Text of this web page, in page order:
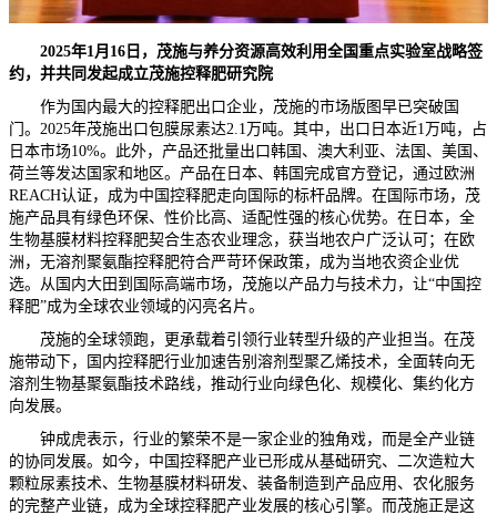
2025年1月16日，茂施与养分资源高效利用全国重点实验室战略签
约，并共同发起成立茂施控释肥研究院
作为国内最大的控释肥出口企业，茂施的市场版图早已突破国
门。2025年茂施出口包膜尿素达2.1万吨。其中，出口日本近1万吨，占
日本市场10%。此外，产品还批量出口韩国、澳大利亚、法国、美国、
荷兰等发达国家和地区。产品在日本、韩国完成官方登记，通过欧洲
REACH认证，成为中国控释肥走向国际的标杆品牌。在国际市场，茂
施产品具有绿色环保、性价比高、适配性强的核心优势。在日本，全
生物基膜材料控释肥契合生态农业理念，获当地农户广泛认可；在欧
洲，无溶剂聚氨酯控释肥符合严苛环保政策，成为当地农资企业优
选。从国内大田到国际高端市场，茂施以产品力与技术力，让“中国控
释肥”成为全球农业领域的闪亮名片。
茂施的全球领跑，更承载着引领行业转型升级的产业担当。在茂
施带动下，国内控释肥行业加速告别溶剂型聚乙烯技术，全面转向无
溶剂生物基聚氨酯技术路线，推动行业向绿色化、规模化、集约化方
向发展。
钟成虎表示，行业的繁荣不是一家企业的独角戏，而是全产业链
的协同发展。 如今，中国控释肥产业已形成从基础研究、二次造粒大
颗粒尿素技术、生物基膜材料研发、装备制造到产品应用、农化服务
的完整产业链，成为全球控释肥产业发展的核心引擎。而茂施正是这